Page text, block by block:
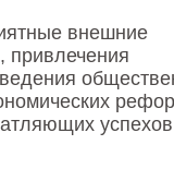
внешние
привлечения